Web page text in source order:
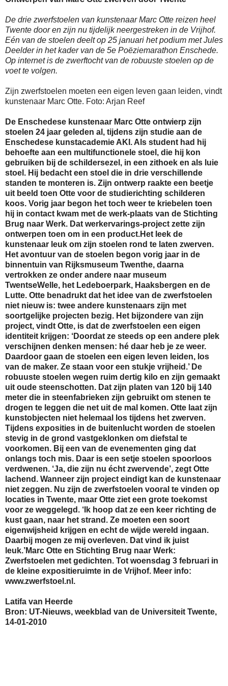
De drie zwerfstoelen van kunstenaar Marc Otte reizen heel
Twente door en zijn nu tijdelijk neergestreken in de Vrijhof.
Eén van de stoelen deelt op 25 januari het podium met Jules
Deelder in het kader van de 5e Poëziemarathon Enschede.
Op internet is de zwerftocht van de robuuste stoelen op de
voet te volgen.
Zijn zwerfstoelen moeten een eigen leven gaan leiden, vindt
kunstenaar Marc Otte. Foto: Arjan Reef
De Enschedese kunstenaar Marc Otte ontwierp zijn
stoelen 24 jaar geleden al, tijdens zijn studie aan de
Enschedese kunstacademie AKI. Als student had hij
behoefte aan een multifunctionele stoel, die hij kon
gebruiken bij de schildersezel, in een zithoek en als luie
stoel. Hij bedacht een stoel die in drie verschillende
standen te monteren is. Zijn ontwerp raakte een beetje
uit beeld toen Otte voor de studierichting schilderen
koos. Vorig jaar begon het toch weer te kriebelen toen
hij in contact kwam met de werk-plaats van de Stichting
Brug naar Werk. Dat werkervarings-project zette zijn
ontwerpen toen om in een product.Het leek de
kunstenaar leuk om zijn stoelen rond te laten zwerven.
Het avontuur van de stoelen begon vorig jaar in de
binnentuin van Rijksmuseum Twenthe, daarna
vertrokken ze onder andere naar museum
TwentseWelle, het Ledeboerpark, Haaksbergen en de
Lutte. Otte benadrukt dat het idee van de zwerfstoelen
niet nieuw is: twee andere kunstenaars zijn met
soortgelijke projecten bezig. Het bijzondere van zijn
project, vindt Otte, is dat de zwerfstoelen een eigen
identiteit krijgen: ‘Doordat ze steeds op een andere plek
verschijnen denken mensen: hé daar heb je ze weer.
Daardoor gaan de stoelen een eigen leven leiden, los
van de maker. Ze staan voor een stukje vrijheid.’ De
robuuste stoelen wegen ruim dertig kilo en zijn gemaakt
uit oude steenschotten. Dat zijn platen van 120 bij 140
meter die in steenfabrieken zijn gebruikt om stenen te
drogen te leggen die net uit de mal komen. Otte laat zijn
kunstobjecten niet helemaal los tijdens het zwerven.
Tijdens exposities in de buitenlucht worden de stoelen
stevig in de grond vastgeklonken om diefstal te
voorkomen. Bij een van de evenementen ging dat
onlangs toch mis. Daar is een setje stoelen spoorloos
verdwenen. ‘Ja, die zijn nu écht zwervende’, zegt Otte
lachend. Wanneer zijn project eindigt kan de kunstenaar
niet zeggen. Nu zijn de zwerfstoelen vooral te vinden op
locaties in Twente, maar Otte ziet een grote toekomst
voor ze weggelegd. ‘Ik hoop dat ze een keer richting de
kust gaan, naar het strand. Ze moeten een soort
eigenwijsheid krijgen en echt de wijde wereld ingaan.
Daarbij mogen ze mij overleven. Dat vind ik juist
leuk.’Marc Otte en Stichting Brug naar Werk:
Zwerfstoelen met gedichten. Tot woensdag 3 februari in
de kleine expositieruimte in de Vrijhof. Meer info:
www.zwerfstoel.nl.
Latifa van Heerde
Bron: UT-Nieuws, weekblad van de Universiteit Twente,
14-01-2010